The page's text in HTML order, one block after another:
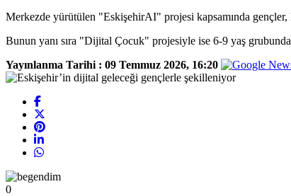
Merkezde yürütülen "EskişehirAI" projesi kapsamında
Bunun yanı sıra "Dijital Çocuk" projesiyle ise 6-9 yaş
Yayınlanma Tarihi : 09 Temmuz 2026, 16:20
0